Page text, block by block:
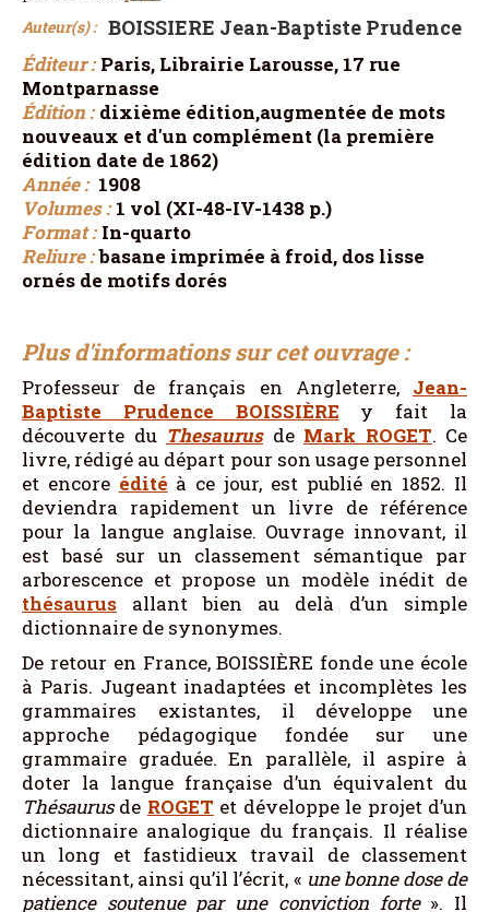
Auteur(s) : BOISSIERE Jean-Baptiste Prudence
Éditeur :Paris, Librairie Larousse, 17 rue
Montparnasse
Édition :dixième édition,augmentée de mots
nouveaux et d'un complément (la première
édition date de 1862)
Année :1908
Volumes :1 vol (XI-48-IV-1438 p.)
Format :In-quarto
Reliure :basane imprimée à froid, dos lisse
ornés de motifs dorés
Plus d'informations sur cet ouvrage :
Professeur de français en Angleterre, Jean-
Baptiste Prudence BOISSIÈRE y fait la
découverte du Thesaurusde Mark ROGET. Ce
livre, rédigé au départ pour son usage personnel
et encore édité à ce jour, est publié en 1852. Il
deviendra rapidement un livre de référence
pour la langue anglaise. Ouvrage innovant, il
est basé sur un classement sémantique par
arborescence et propose un modèle inédit de
thésaurus allant bien au delà d’un simple
dictionnaire de synonymes.
De retour en France, BOISSIÈRE fonde une école
à Paris. Jugeant inadaptées et incomplètes les
grammaires existantes, il développe une
approche pédagogique fondée sur une
grammaire graduée. En parallèle, il aspire à
doter la langue française d’un équivalent du
Thésaurusde ROGET et développe le projet d’un
dictionnaire analogique du français. Il réalise
un long et fastidieux travail de classement
nécessitant, ainsi qu’il l’écrit, « une bonne dose de
patience soutenue par une conviction forte». Il